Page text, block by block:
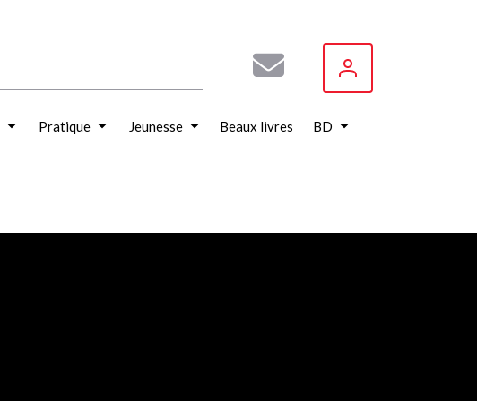
Pratique Jeunesse Beaux livres BD